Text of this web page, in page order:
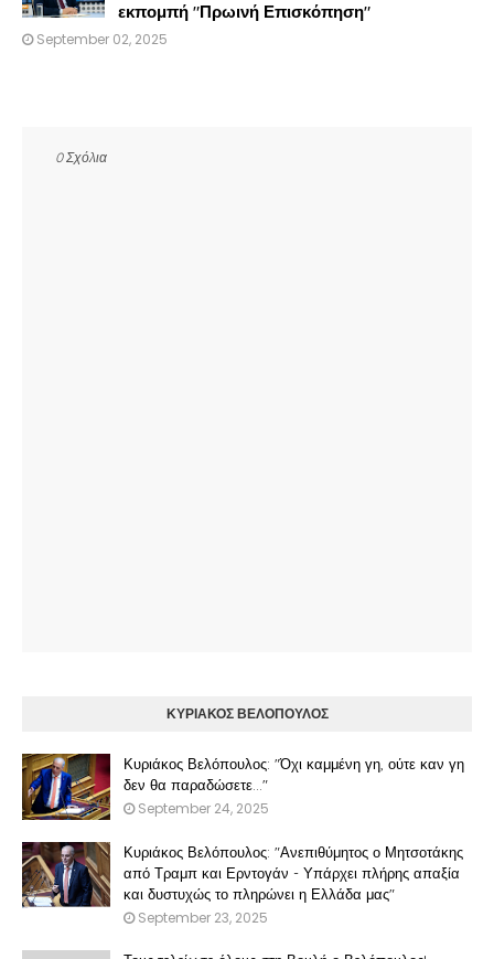
εκπομπή "Πρωινή Επισκόπηση"
September 02, 2025
0 Σχόλια
ΚΥΡΙΑΚΟΣ ΒΕΛΟΠΟΥΛΟΣ
Κυριάκος Βελόπουλος: "Όχι καμμένη γη, ούτε καν γη
δεν θα παραδώσετε..."
September 24, 2025
Κυριάκος Βελόπουλος: "Ανεπιθύμητος ο Μητσοτάκης
από Τραμπ και Ερντογάν - Υπάρχει πλήρης απαξία
και δυστυχώς το πληρώνει η Ελλάδα μας"
September 23, 2025